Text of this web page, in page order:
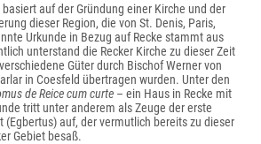
auf der Gründung einer Kirche und der
dieser Region, die von St. Denis, Paris,
Urkunde in Bezug auf Recke stammt aus
unterstand die Recker Kirche zu dieser Zeit
Güter durch Bischof Werner von
in Coesfeld übertragen wurden. Unter den
de Reice cum curte – ein Haus in Recke mit
tritt unter anderem als Zeuge der erste
(Egbertus) auf, der vermutlich bereits zu dieser
Gebiet besaß.